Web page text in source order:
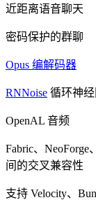
近距离语音聊天
密码保护的群聊
Opus 编解码器
RNNoise 循环神
OpenAL 音频
Fabric、NeoForge
间的交叉兼容性
支持 Velocity、